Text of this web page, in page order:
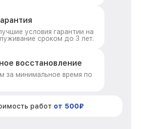
условия гарантии на
сроком до 3 лет.
восстановление
за минимальное время по
работ от 500₽